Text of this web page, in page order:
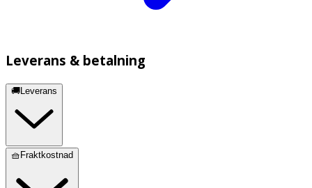
Leverans & betalning
🚚Leverans
🧺Fraktkostnad